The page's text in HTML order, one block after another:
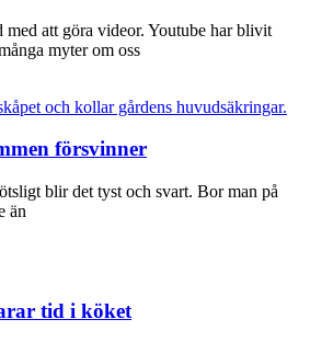
med att göra videor. Youtube har blivit
myter om oss
försvinner
blir det tyst och svart. Bor man på
än
tid i köket